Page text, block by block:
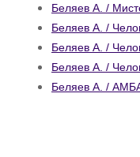
Беляев А. /
Беляев А. /
Беляев А. /
Беляев А. /
Беляев А. /